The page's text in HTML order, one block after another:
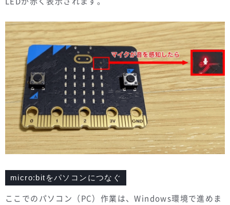
micro:bitをパソコンにつなぐ
ここでのパソコン（PC）作業は、Windows環境で進めま